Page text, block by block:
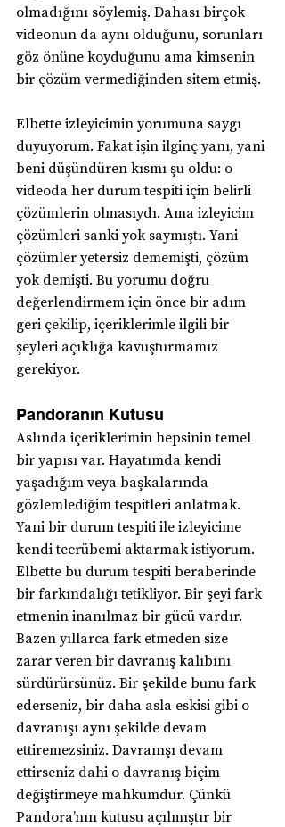
olmadığını söylemiş. Dahası birçok
videonun da aynı olduğunu, sorunları
göz önüne koyduğunu ama kimsenin
bir çözüm vermediğinden sitem etmiş.
Elbette izleyicimin yorumuna saygı
duyuyorum. Fakat işin ilginç yanı, yani
beni düşündüren kısmı şu oldu: o
videoda her durum tespiti için belirli
çözümlerin olmasıydı. Ama izleyicim
çözümleri sanki yok saymıştı. Yani
çözümler yetersiz dememişti, çözüm
yok demişti. Bu yorumu doğru
değerlendirmem için önce bir adım
geri çekilip, içeriklerimle ilgili bir
şeyleri açıklığa kavuşturmamız
gerekiyor.
Pandoranın Kutusu
Aslında içeriklerimin hepsinin temel
bir yapısı var. Hayatımda kendi
yaşadığım veya başkalarında
gözlemlediğim tespitleri anlatmak.
Yani bir durum tespiti ile izleyicime
kendi tecrübemi aktarmak istiyorum.
Elbette bu durum tespiti beraberinde
bir farkındalığı tetikliyor. Bir şeyi fark
etmenin inanılmaz bir gücü vardır.
Bazen yıllarca fark etmeden size
zarar veren bir davranış kalıbını
sürdürürsünüz. Bir şekilde bunu fark
ederseniz, bir daha asla eskisi gibi o
davranışı aynı şekilde devam
ettiremezsiniz. Davranışı devam
ettirseniz dahi o davranış biçim
değiştirmeye mahkumdur. Çünkü
Pandora’nın kutusu açılmıştır bir